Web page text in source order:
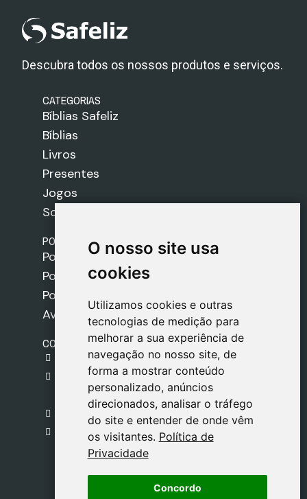
O nosso site usa
cookies
Utilizamos cookies e outras
tecnologias de medição para
melhorar a sua experiência de
navegação no nosso site, de
forma a mostrar conteúdo
personalizado, anúncios
direcionados, analisar o tráfego
do site e entender de onde vêm
os visitantes. Política de
Privacidade
Concordo
O nosso site usa
cookies
Utilizamos cookies e outras
tecnologias de medição para
melhorar a sua experiência de
navegação no nosso site, de
forma a mostrar conteúdo
personalizado, anúncios
direcionados, analisar o tráfego
do site e entender de onde vêm
os visitantes. Política de
Privacidade
Concordo
Descubra todos os nossos produtos e serviços.
CATEGORIAS
Bíblias Safeliz
Bíblias
Livros
Presentes
Jogos
Sobre nós
POLÍTICAS
Política de Envios
Política de Cookies
Política de Privacidade
Aviso Legal
CONTACTO
gestion@safeliz.com
C. del Pradillo, 6, 28770 Colmenar Viejo,
Madrid
+34 918 459 877
Segunda a Sexta
09:00 - 13:00